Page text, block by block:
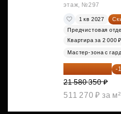
этаж, №297
1 кв 2027
Предчистовая
Квартира за 2 000
Мастер-зона с
18 559 101 ₽ -
21 580 350 ₽
511 270 ₽ за м²